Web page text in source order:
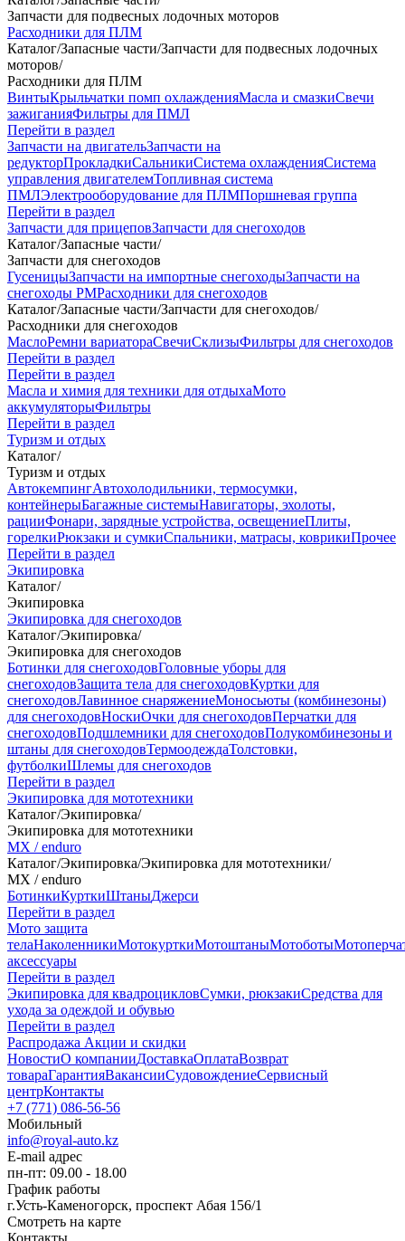
Запчасти для подвесных лодочных моторов
Расходники для ПЛМ
Каталог/Запасные части/Запчасти для подвесных лодочных
моторов/
Расходники для ПЛМ
ВинтыКрыльчатки помп охлажденияМасла и смазкиСвечи
зажиганияФильтры для ПМЛ
Перейти в раздел
Запчасти на двигательЗапчасти на
редукторПрокладкиСальникиСистема охлажденияСистема
управления двигателемТопливная система
ПМЛЭлектрооборудование для ПЛМПоршневая группа
Перейти в раздел
Запчасти для прицеповЗапчасти для снегоходов
Каталог/Запасные части/
Запчасти для снегоходов
ГусеницыЗапчасти на импортные снегоходыЗапчасти на
снегоходы РМРасходники для снегоходов
Каталог/Запасные части/Запчасти для снегоходов/
Расходники для снегоходов
МаслоРемни вариатораСвечиСклизыФильтры для снегоходов
Перейти в раздел
Перейти в раздел
Масла и химия для техники для отдыхаМото
аккумуляторыФильтры
Перейти в раздел
Туризм и отдых
Каталог/
Туризм и отдых
АвтокемпингАвтохолодильники, термосумки,
контейнерыБагажные системыНавигаторы, эхолоты,
рацииФонари, зарядные устройства, освещениеПлиты,
горелкиРюкзаки и сумкиСпальники, матрасы, коврикиПрочее
Перейти в раздел
Экипировка
Каталог/
Экипировка
Экипировка для снегоходов
Каталог/Экипировка/
Экипировка для снегоходов
Ботинки для снегоходовГоловные уборы для
снегоходовЗащита тела для снегоходовКуртки для
снегоходовЛавинное снаряжениеМоносьюты (комбинезоны)
для снегоходовНоскиОчки для снегоходовПерчатки для
снегоходовПодшлемники для снегоходовПолукомбинезоны и
штаны для снегоходовТермоодеждаТолстовки,
футболкиШлемы для снегоходов
Перейти в раздел
Экипировка для мототехники
Каталог/Экипировка/
Экипировка для мототехники
MX / enduro
Каталог/Экипировка/Экипировка для мототехники/
MX / enduro
БотинкиКурткиШтаныДжерси
Перейти в раздел
Мото защита
телаНаколенникиМотокурткиМотоштаныМотоботы
аксессуары
Перейти в раздел
Экипировка для квадроцикловСумки, рюкзакиСредства для
ухода за одеждой и обувью
Перейти в раздел
Распродажа Акции и скидки
НовостиО компанииДоставкаОплатаВозврат
товараГарантияВакансииСудовождениеСервисный
центрКонтакты
+7 (771) 086-56-56
Мобильный
info@royal-auto.kz
E-mail адрес
пн-пт: 09.00 - 18.00
График работы
г.Усть-Каменогорск, проспект Абая 156/1
Смотреть на карте
Контакты